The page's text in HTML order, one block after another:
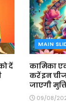
दें
MAIN
कामिका
करें इन
जाएगी
09/08/